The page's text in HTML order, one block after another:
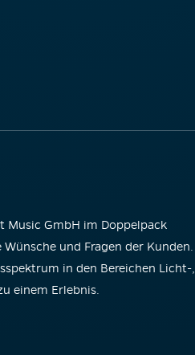
Music GmbH im Doppelpack
und Fragen der Kunden.
in den Bereichen Licht-,
einem Erlebnis.